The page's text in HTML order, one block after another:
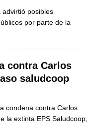
posibles
por parte de la
contra Carlos
saludcoop
condena contra Carlos
la extinta EPS Saludcoop,